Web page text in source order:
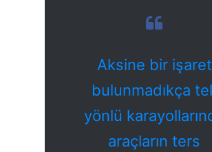
Aksine bir işaret
bulunmadıkça
yönlü
araçların ters